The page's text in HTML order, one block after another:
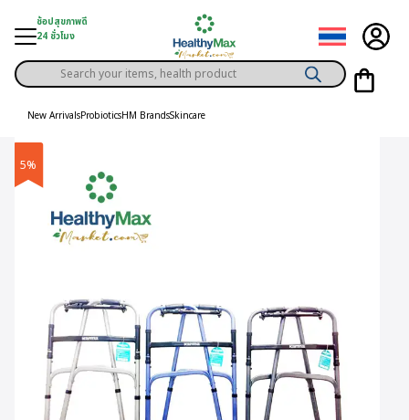
content
ช้อปสุขภาพดี
24 ชั่วโมง
Solution
Privilege
Content
Products
search
New ArrivalsProbioticsHM BrandsSkincare
5%